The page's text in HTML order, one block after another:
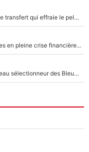
Paul Seixas chez UAE avec Tadej Pogacar : Le transfert qui effraie le peloton, «c’est la pire des choses qui puisse arriver»
Grégory Lorenzi doit renoncer à cinq signatures en pleine crise financière : L’IA propose sept noms à l’OM pour un mercato réussi... à seulement 5M€ !
«Plus grand, je ferai chauffeur-livreur» : Nouveau sélectionneur des Bleus, Zinédine Zidane s’était imaginé un avenir très différent lorsqu'il était enfant